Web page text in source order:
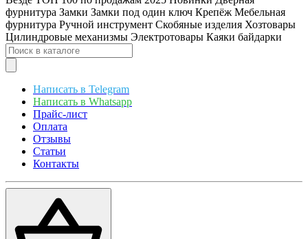
фурнитура Замки Замки под один ключ Крепёж Мебельная
фурнитура Ручной инструмент Скобяные изделия Хозтовары
Цилиндровые механизмы Электротовары Каяки байдарки
Написать в Telegram
Написать в Whatsapp
Прайс-лист
Оплата
Отзывы
Статьи
Контакты